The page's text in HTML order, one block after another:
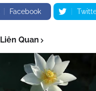
Facebook
Quan